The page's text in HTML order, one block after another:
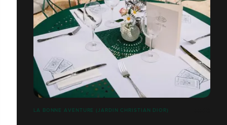
LA BONNE AVENTURE (JARDIN CHRISTIAN DIOR)